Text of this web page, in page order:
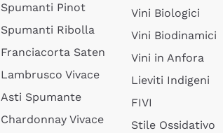
Spumanti Pinot
Spumanti Ribolla
Franciacorta Saten
Lambrusco Vivace
Asti Spumante
Chardonnay Vivace
Vini Biologici
Vini Biodinamici
Vini in Anfora
Lieviti Indigeni
FIVI
Stile Ossidativo